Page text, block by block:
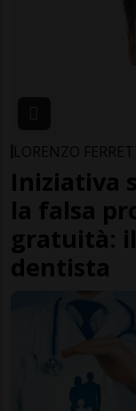
LORENZO
Iniziativa
la falsa
gratuità:
dentista